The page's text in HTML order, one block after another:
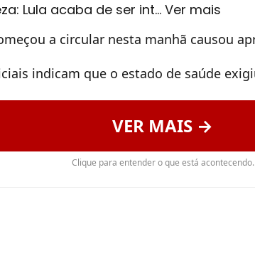
Lula acaba de ser int… Ver mais
a circular nesta manhã causou
indicam que o estado de saúde
VER MAIS →
Clique para entender o que está acontecendo.